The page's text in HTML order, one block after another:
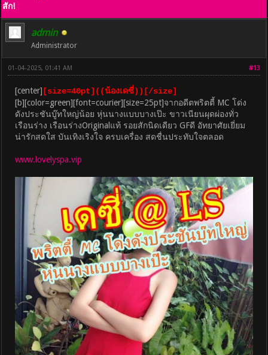
สัก!
admin
Administrator
#13
01-04-2025, 01:41 AM
[center] [size=40pt]((น้องเดซี่))[/size]
[b][color=green][font=courier][size=25pt]จากอดีตพริตตี้ MC โด่ง
ดังประชันบู๊ทใหญ่น้อย หุ่นนางแบบบางเป๊ะ ขาวเนียนผุดผ่องทั่ว
เรือนร่าง เรือนร่างOriginalแท้ รอยสักนิดเดียว GFดี อัทยาศัยเยี่ยม
น่ารักสดใส บันเทิงเริงใจ ครบเครื่อง สดชื่นประทับใจตลอด
www.lovelyspa.vip